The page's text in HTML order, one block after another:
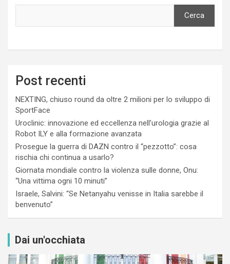
Cerca
Post recenti
NEXTING, chiuso round da oltre 2 milioni per lo sviluppo di
SportFace
Uroclinic: innovazione ed eccellenza nell’urologia grazie al
Robot ILY e alla formazione avanzata
Prosegue la guerra di DAZN contro il “pezzotto”: cosa
rischia chi continua a usarlo?
Giornata mondiale contro la violenza sulle donne, Onu:
“Una vittima ogni 10 minuti”
Israele, Salvini: “Se Netanyahu venisse in Italia sarebbe il
benvenuto”
Dai un'occhiata